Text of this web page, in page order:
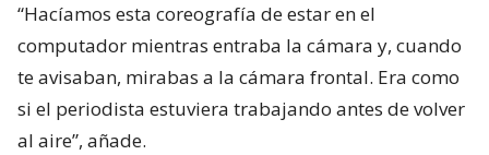
“Hacíamos esta coreografía de estar en el
computador mientras entraba la cámara y, cuando
te avisaban, mirabas a la cámara frontal. Era como
si el periodista estuviera trabajando antes de volver
al aire”, añade.